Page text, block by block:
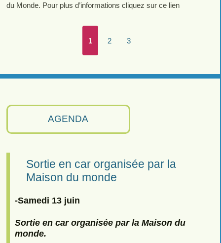
AGENDA
Sortie en car organisée par la
Maison du monde
-Samedi 13 juin
Sortie en car organisée par la Maison du
monde.
du Monde. Pour plus d’informations cliquez sur ce lien
1 2 3